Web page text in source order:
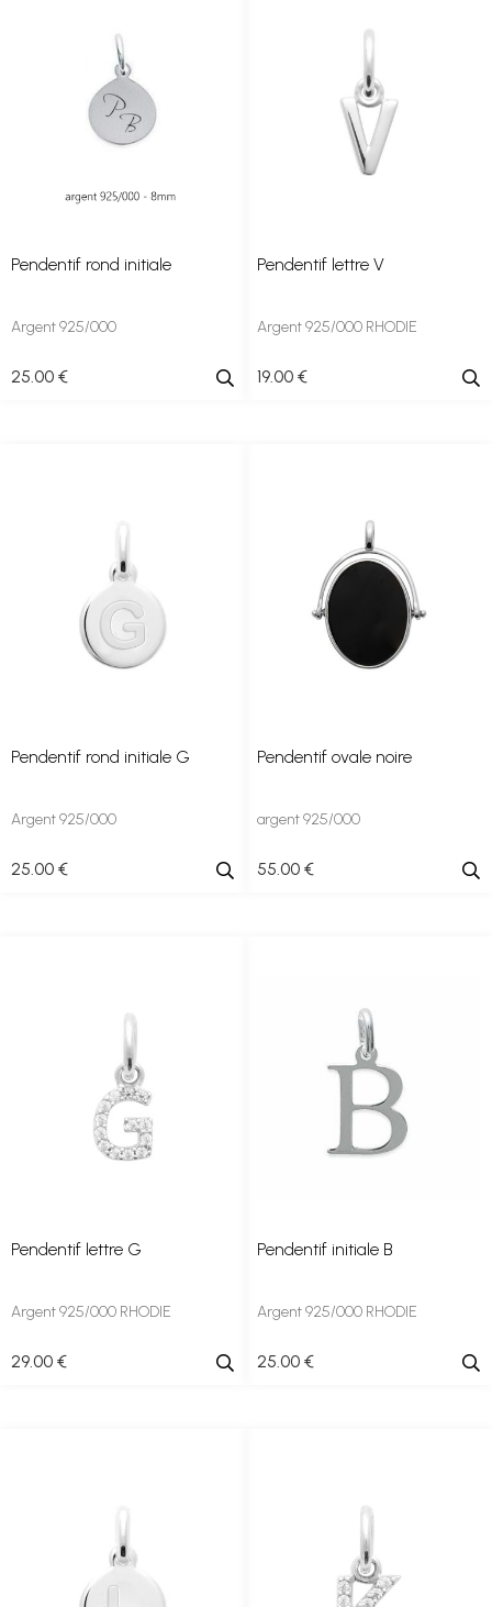
Pendentif rond initiale
Argent 925/000
25 .00 €
Pendentif lettre V
Argent 925/000 RHODIE
19.00 €
Pendentif rond initiale G
Argent 925/000
25 .00 €
Pendentif ovale noire
argent 925/000
55 .00 €
Pendentif lettre G
Argent 925/000 RHODIE
29.00 €
Pendentif initiale B
Argent 925/000 RHODIE
25 .00 €